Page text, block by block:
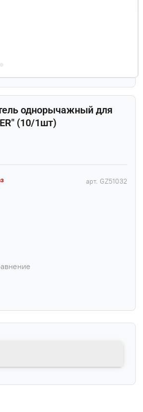
арт. GZ51032
однорычажный для
(10/1шт)